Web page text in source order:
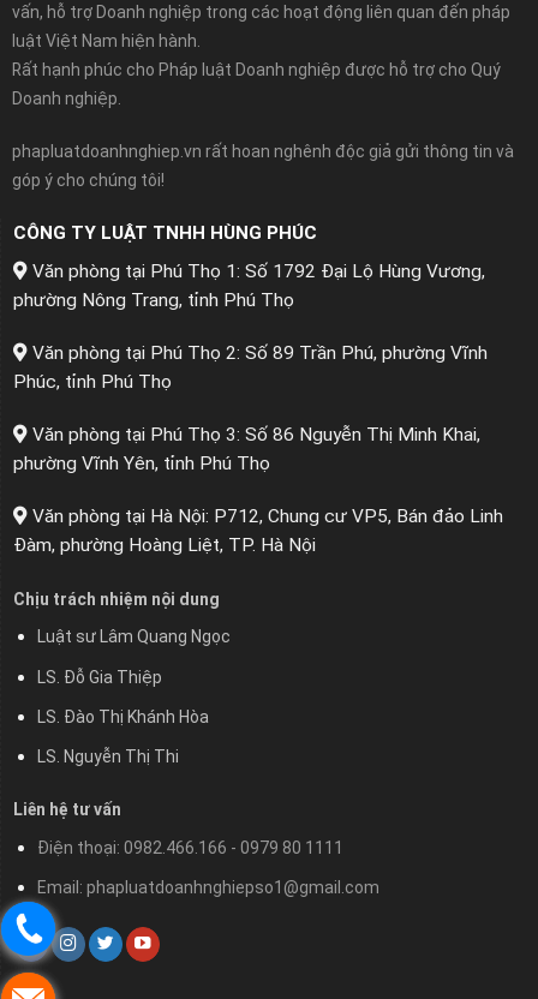
vấn, hỗ trợ Doanh nghiệp trong các hoạt động liên quan đến pháp
luật Việt Nam hiện hành.
Rất hạnh phúc cho Pháp luật Doanh nghiệp được hỗ trợ cho Quý
Doanh nghiệp.
phapluatdoanhnghiep.vn rất hoan nghênh độc giả gửi thông tin và
góp ý cho chúng tôi!
CÔNG TY LUẬT TNHH HÙNG PHÚC
Văn phòng tại Phú Thọ 1: Số 1792 Đại Lộ Hùng Vương,
phường Nông Trang, tỉnh Phú Thọ
Văn phòng tại Phú Thọ 2: Số 89 Trần Phú, phường Vĩnh
Phúc, tỉnh Phú Thọ
Văn phòng tại Phú Thọ 3: Số 86 Nguyễn Thị Minh Khai,
phường Vĩnh Yên, tỉnh Phú Thọ
Văn phòng tại Hà Nội: P712, Chung cư VP5, Bán đảo Linh
Đàm, phường Hoàng Liệt, TP. Hà Nội
Chịu trách nhiệm nội dung
Luật sư Lâm Quang Ngọc
LS. Đỗ Gia Thiệp
LS. Đào Thị Khánh Hòa
LS. Nguyễn Thị Thi
Liên hệ tư vấn
Điện thoại: 0982.466.166 - 0979 80 1111
Email: phapluatdoanhnghiepso1@gmail.com